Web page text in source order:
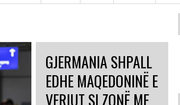
GJERMANIA SHPALL
EDHE MAQEDONINË E
VERIUT SI ZONË ME